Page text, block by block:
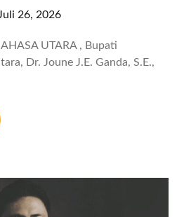
Juli 26, 2026
UTARA , Bupati
Dr. Joune J.E. Ganda, S.E.,